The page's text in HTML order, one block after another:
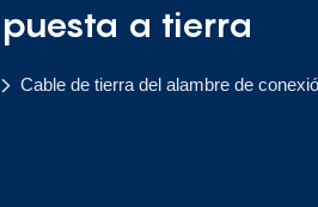
a tierra
Cable de tierra del alambre de